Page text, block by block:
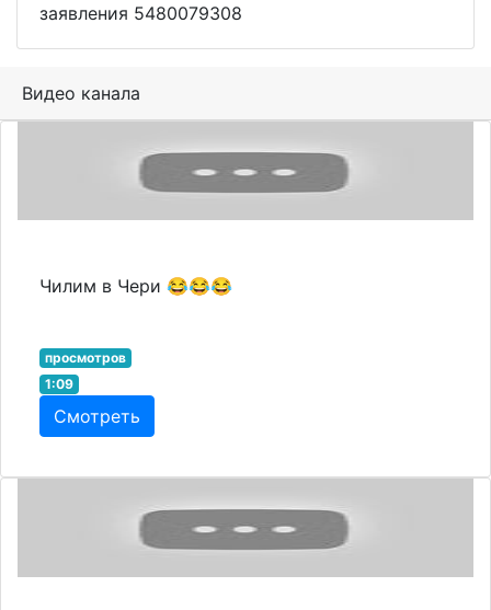
заявления 5480079308
Видео канала
Чилим в Чери 😂😂😂
просмотров
1:09
Смотреть